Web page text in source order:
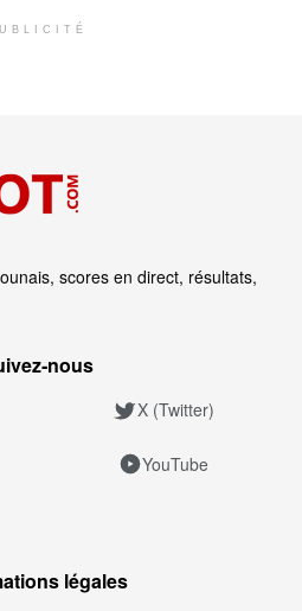
scores en direct, résultats,
X (Twitter)
YouTube
légales